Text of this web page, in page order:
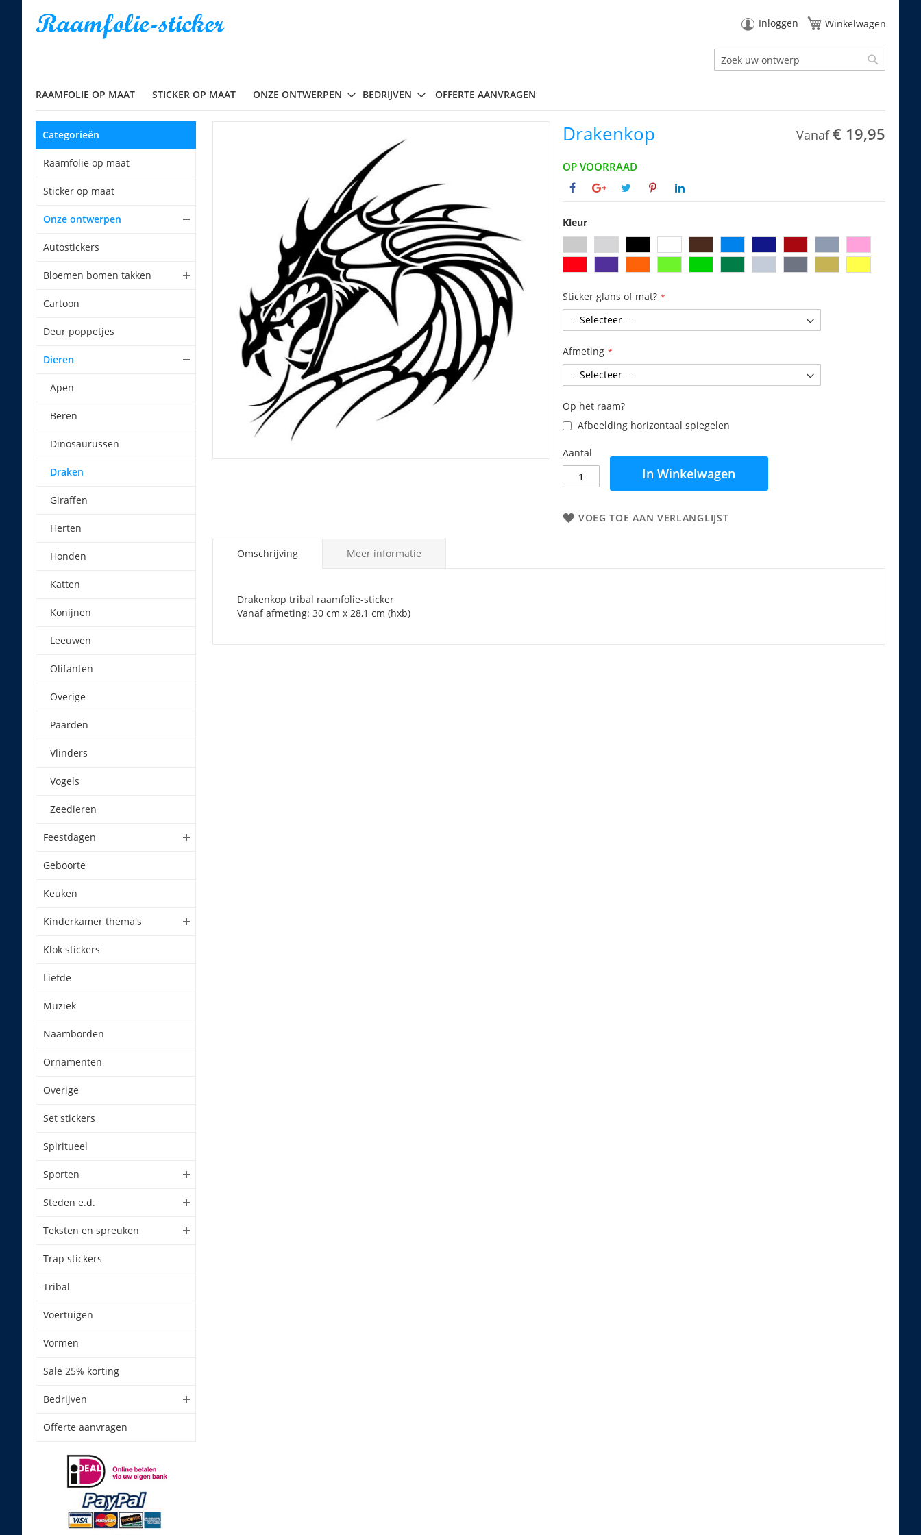
Inloggen Winkelwagen
Zoek
RAAMFOLIE OP MAAT STICKER OP MAAT ONZE ONTWERPEN BEDRIJVEN OFFERTE AANVRAGEN
Drakenkop Vanaf € 19,95
OP VOORRAAD
Kleur
Sticker glans of mat?
Afmeting
Op het raam?
Afbeelding horizontaal spiegelen
Aantal
In Winkelwagen
VOEG TOE AAN VERLANGLIJST
Omschrijving
Drakenkop tribal raamfolie-sticker
Vanaf afmeting: 30 cm x 28,1 cm (hxb)
Meer informatie
Categorieën
Raamfolie op maat
Sticker op maat
Onze ontwerpen
Autostickers
Bloemen bomen takken
Cartoon
Deur poppetjes
Dieren
Apen
Beren
Dinosaurussen
Draken
Giraffen
Herten
Honden
Katten
Konijnen
Leeuwen
Olifanten
Overige
Paarden
Vlinders
Vogels
Zeedieren
Feestdagen
Geboorte
Keuken
Kinderkamer thema's
Klok stickers
Liefde
Muziek
Naamborden
Ornamenten
Overige
Set stickers
Spiritueel
Sporten
Steden e.d.
Teksten en spreuken
Trap stickers
Tribal
Voertuigen
Vormen
Sale 25% korting
Bedrijven
Offerte aanvragen